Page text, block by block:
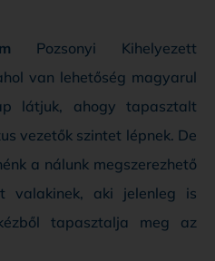
Pozsonyi Kihelyezett
van lehetőség magyarul
látjuk, ahogy tapasztalt
vezetők szintet lépnek. De
a nálunk megszerezhető
valakinek, aki jelenleg is
tapasztalja meg az